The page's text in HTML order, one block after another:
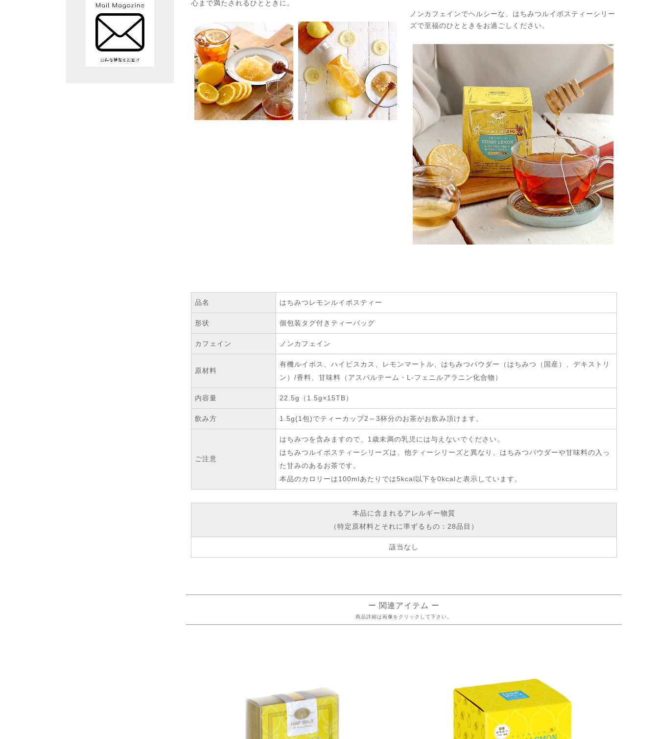
心まで満たされるひとときに。
ノンカフェインでヘルシーな、はちみつルイボスティーシリー
ズで至福のひとときをお過ごしください。
品名 はちみつレモンルイボスティー
形状 個包装タグ付きティーバッグ
カフェイン ノンカフェイン
原材料
有機ルイボス、ハイビスカス、レモンマートル、はちみつパウダー（はちみつ（国産）、デキストリ
ン）/香料、甘味料（アスパルテーム・L-フェニルアラニン化合物）
内容量 22.5g（1.5g×15TB）
飲み方 1.5g(1包)でティーカップ2～3杯分のお茶がお飲み頂けます。
ご注意
はちみつを含みますので、1歳未満の乳児には与えないでください。
はちみつルイボスティーシリーズは、他ティーシリーズと異なり、はちみつパウダーや甘味料の入っ
た甘みのあるお茶です。
本品のカロリーは100mlあたりでは5kcal以下を0kcalと表示しています。
本品に含まれるアレルギー物質
（特定原材料とそれに準ずるもの：28品目）
該当なし
ー 関連アイテム ー
商品詳細は画像をクリックして下さい。